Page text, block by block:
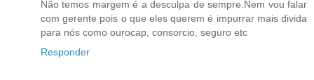
Não temos margem é a desculpa de sempre.Nem vou falar
com gerente pois o que eles querem é impurrar mais divida
para nós como ourocap, consorcio, seguro etc
Responder